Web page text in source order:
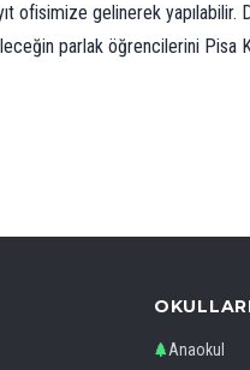
ofisimize gelinerek
parlak öğrencilerini Pisa
Anaokul